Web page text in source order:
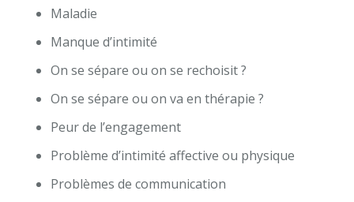
Maladie
Manque d’intimité
On se sépare ou on se rechoisit ?
On se sépare ou on va en thérapie ?
Peur de l’engagement
Problème d’intimité affective ou physique
Problèmes de communication